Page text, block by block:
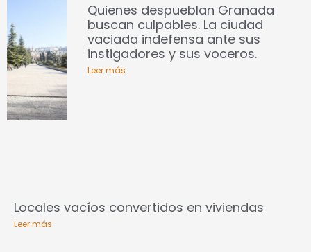
Quienes despueblan Granada
buscan culpables. La ciudad
vaciada indefensa ante sus
instigadores y sus voceros.
Leer más
Locales vacíos convertidos en viviendas
Leer más